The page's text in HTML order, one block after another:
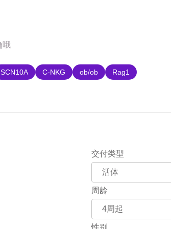
SCN10A C-NKG ob/ob Rag1
交付类型
周龄
性别